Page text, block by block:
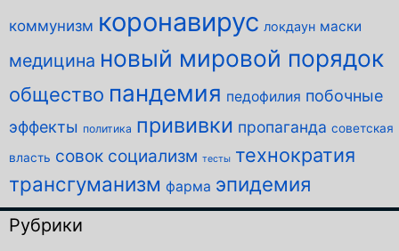
коммунизм коронавирус локдаун маски
медицина новый мировой порядок
общество пандемия педофилия побочные
эффекты политика прививки пропаганда советская
власть совок социализм тесты технократия
трансгуманизм фарма эпидемия
Рубрики